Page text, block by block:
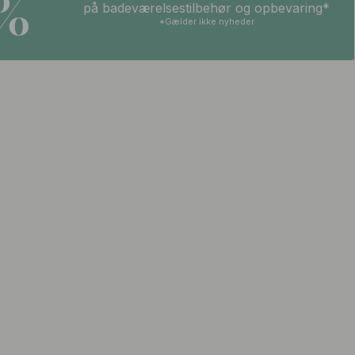
på badeværelsestilbehør og opbevaring*
*Gælder ikke nyheder